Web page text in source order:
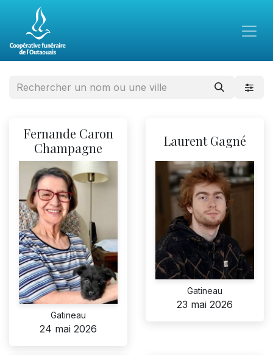
Fernande Caron
Champagne
Gatineau
24 mai 2026
Laurent Gagné
Gatineau
23 mai 2026